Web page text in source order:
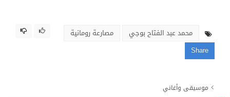
محمد عبد الفتاح بوجي
مصارعة رومانية
Share
موسيقى وأغاني